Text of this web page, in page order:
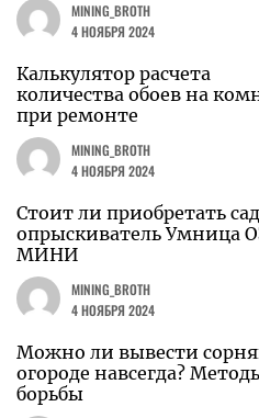
MINING_BROTH
4 НОЯБРЯ 2024
Калькулятор расчета
количества обоев на
при ремонте
MINING_BROTH
4 НОЯБРЯ 2024
Стоит ли приобретать
опрыскиватель Умница
МИНИ
MINING_BROTH
4 НОЯБРЯ 2024
Можно ли вывести
огороде навсегда?
борьбы